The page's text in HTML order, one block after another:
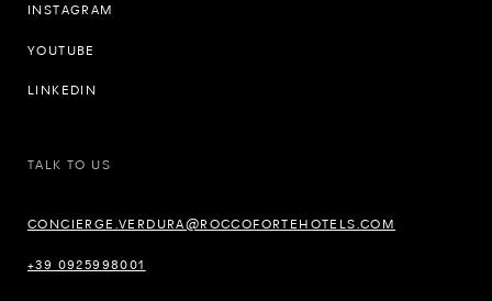
INSTAGRAM
YOUTUBE
LINKEDIN
TALK TO US
CONCIERGE.VERDURA@ROCCOFORTEHOTELS.COM
+39 0925998001